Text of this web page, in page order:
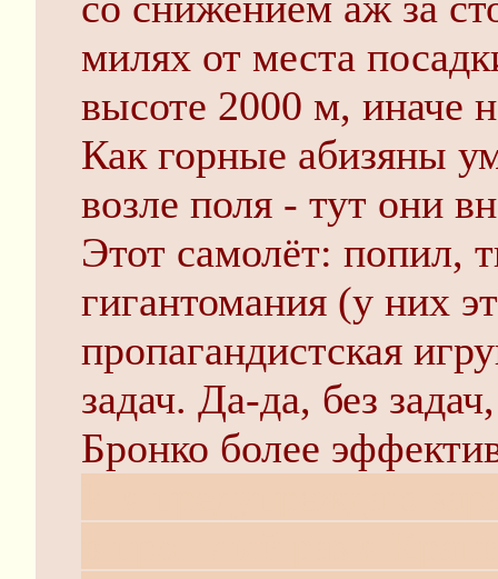
милях от места
высоте 2000 м, иначе
Как горные абизяны
возле поля - тут они
Этот самолёт: попил,
гигантомания (у них
пропагандистская
задач. Да-да, без
Бронко более